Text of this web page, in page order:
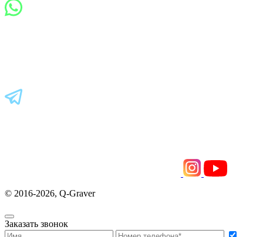
© 2016-2026, Q-Graver
Заказать звонок